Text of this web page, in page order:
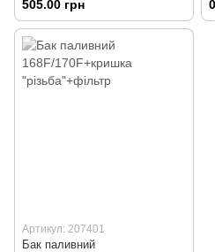
505.00 грн
Артикул: 207401
Бак паливний